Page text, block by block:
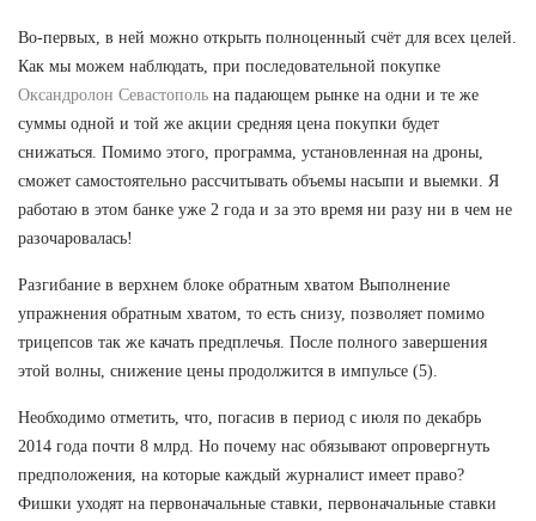
Во-первых, в ней можно открыть полноценный счёт для всех целей.
Как мы можем наблюдать, при последовательной покупке
Оксандролон Севастополь на падающем рынке на одни и те же
суммы одной и той же акции средняя цена покупки будет
снижаться. Помимо этого, программа, установленная на дроны,
сможет самостоятельно рассчитывать объемы насыпи и выемки. Я
работаю в этом банке уже 2 года и за это время ни разу ни в чем не
разочаровалась!
Разгибание в верхнем блоке обратным хватом Выполнение
упражнения обратным хватом, то есть снизу, позволяет помимо
трицепсов так же качать предплечья. После полного завершения
этой волны, снижение цены продолжится в импульсе (5).
Необходимо отметить, что, погасив в период с июля по декабрь
2014 года почти 8 млрд. Но почему нас обязывают опровергнуть
предположения, на которые каждый журналист имеет право?
Фишки уходят на первоначальные ставки, первоначальные ставки